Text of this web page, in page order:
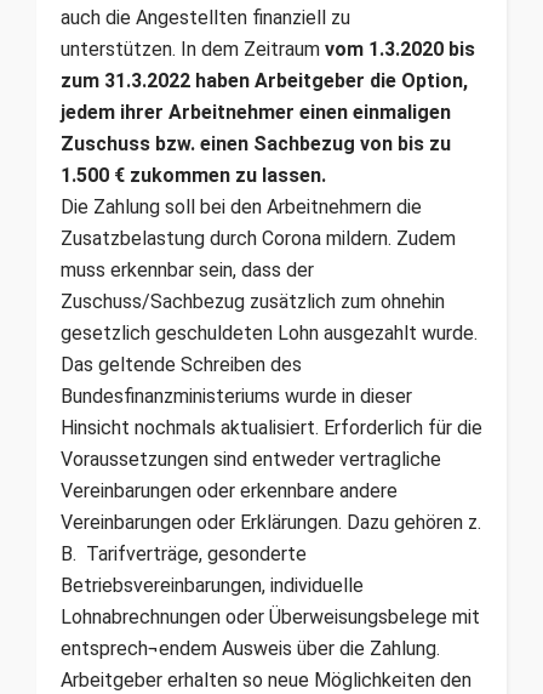
auch die Angestellten finanziell zu
unterstützen. In dem Zeitraum vom 1.3.2020 bis
zum 31.3.2022 haben Arbeitgeber die Option,
jedem ihrer Arbeitnehmer einen einmaligen
Zuschuss bzw. einen Sachbezug von bis zu
1.500 € zukommen zu lassen.
Die Zahlung soll bei den Arbeitnehmern die
Zusatzbelastung durch Corona mildern. Zudem
muss erkennbar sein, dass der
Zuschuss/Sachbezug zusätzlich zum ohnehin
gesetzlich geschuldeten Lohn ausgezahlt wurde.
Das geltende Schreiben des
Bundesfinanzministeriums wurde in dieser
Hinsicht nochmals aktualisiert. Erforderlich für die
Voraussetzungen sind entweder vertragliche
Vereinbarungen oder erkennbare andere
Vereinbarungen oder Erklärungen. Dazu gehören z.
B. Tarifverträge, gesonderte
Betriebsvereinbarungen, individuelle
Lohnabrechnungen oder Überweisungsbelege mit
entsprech¬endem Ausweis über die Zahlung.
Arbeitgeber erhalten so neue Möglichkeiten den